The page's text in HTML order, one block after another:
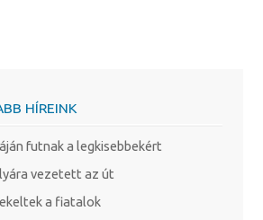
HÍREINK
futnak a legkisebbekért
vezetett az út
a fiatalok